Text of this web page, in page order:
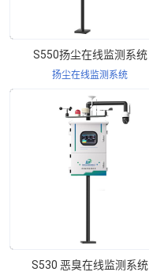
S550扬尘在线监测系统
扬尘在线监测系统
S530 恶臭在线监测系统